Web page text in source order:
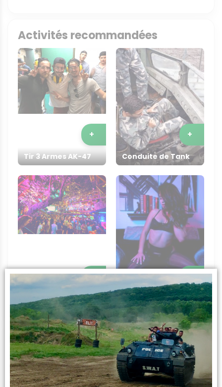
Activités recommandées
Tir 3 Armes AK-47
+
Conduite de Tank
+
Tournée des Bars
+
Show de Striptease
à Domicile
+
Infos sur l’activité
L’expérience
Êtes-vous prêts pour un combat de Airsoft sans